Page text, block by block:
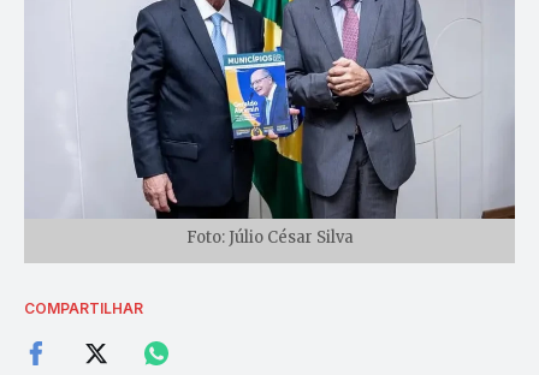
Foto: Júlio César Silva
COMPARTILHAR